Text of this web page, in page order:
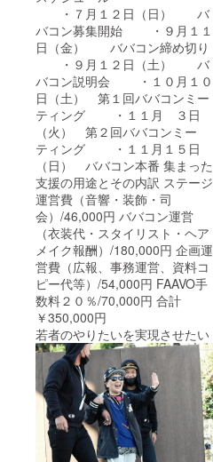
・７月１２日（日） バ
バコン募集開始 ・９月１１
日（金） ババコン締め切り
・９月１２日（土） バ
バコン説明会 ・１０月１０
日（土） 第１回ババコンミー
ティング ・１１月 ３日
（火） 第２回ババコンミー
ティング ・１１月１５日
（日） ババコン本番 集まった
支援の用途とその内訳 ステージ
運営費（音響・装飾・司
会）/46,000円 ババコン運営
（衣装代・スタイリスト・ヘア
メイク報酬）/180,000円 企画運
営費（広報、事務運営、資料コ
ピー代等）/54,000円 FAAVO手
数料２０％/70,000円 合計
￥350,000円
若者のやりたいを実現させたい